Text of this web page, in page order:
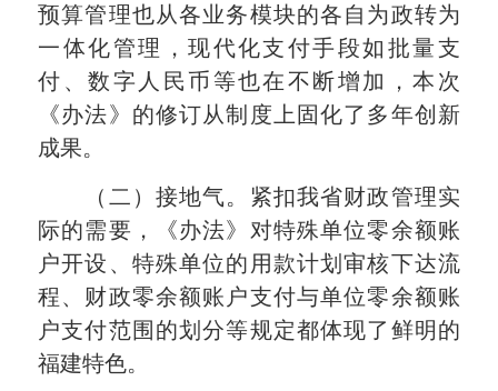
预算管理也从各业务模块的各自为政转为
一体化管理，现代化支付手段如批量支
付、数字人民币等也在不断增加，本次
《办法》的修订从制度上固化了多年创新
成果。
（二）接地气。紧扣我省财政管理实
际的需要，《办法》对特殊单位零余额账
户开设、特殊单位的用款计划审核下达流
程、财政零余额账户支付与单位零余额账
户支付范围的划分等规定都体现了鲜明的
福建特色。